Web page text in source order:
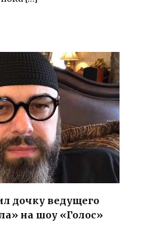
дочку ведущего
на шоу «Голос»